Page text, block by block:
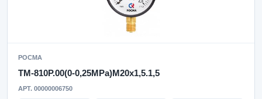
РОСМА
ТМ-810Р.00(0-0,25MPa)M20x1,5.1,5
АРТ. 00000006750